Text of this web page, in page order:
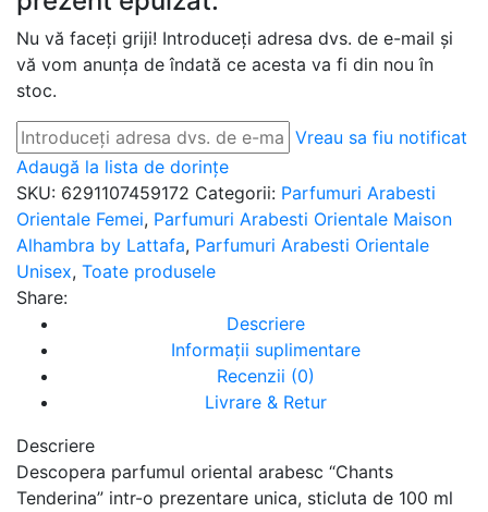
Nu vă faceți griji! Introduceți adresa dvs. de e-mail și
vă vom anunța de îndată ce acesta va fi din nou în
stoc.
Vreau sa fiu notificat
Adaugă la lista de dorințe
SKU: 6291107459172 Categorii: Parfumuri Arabesti
Orientale Femei, Parfumuri Arabesti Orientale Maison
Alhambra by Lattafa, Parfumuri Arabesti Orientale
Unisex, Toate produsele
Share:
Descriere
Informații suplimentare
Recenzii (0)
Livrare & Retur
Descriere
Descopera parfumul oriental arabesc “Chants
Tenderina” intr-o prezentare unica, sticluta de 100 ml